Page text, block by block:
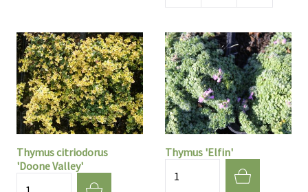
Thymus citriodorus
'Doone Valley'
Thymus 'Elfin'